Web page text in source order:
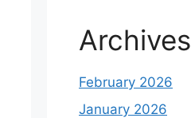
Archives
February 2026
January 2026